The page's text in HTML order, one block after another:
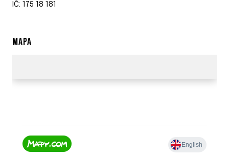
IČ: 175 18 181
MAPA